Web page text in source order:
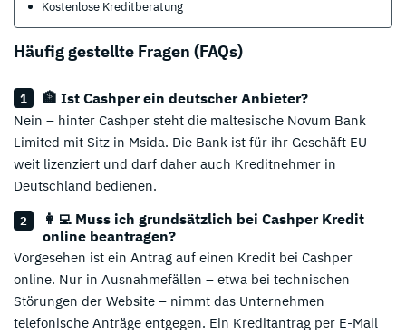
Kostenlose Kreditberatung
Häufig gestellte Fragen (FAQs)
🏦 Ist Cashper ein deutscher Anbieter?
Nein – hinter Cashper steht die maltesische Novum Bank
Limited mit Sitz in Msida. Die Bank ist für ihr Geschäft EU-
weit lizenziert und darf daher auch Kreditnehmer in
Deutschland bedienen.
👩‍💻 Muss ich grundsätzlich bei Cashper Kredit
online beantragen?
Vorgesehen ist ein Antrag auf einen Kredit bei Cashper
online. Nur in Ausnahmefällen – etwa bei technischen
Störungen der Website – nimmt das Unternehmen
telefonische Anträge entgegen. Ein Kreditantrag per E-Mail